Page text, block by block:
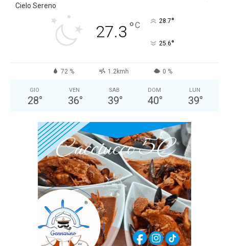
Cielo Sereno
27.3 °C 28.7°
25.6°
72 % 1.2kmh 0 %
GIO
28°
VEN
36°
SAB
39°
DOM
40°
LUN
39°